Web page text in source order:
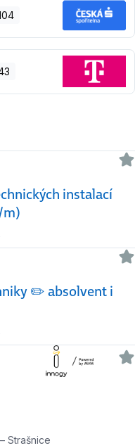
instalací
m)
✏️ absolvent i
Strašnice